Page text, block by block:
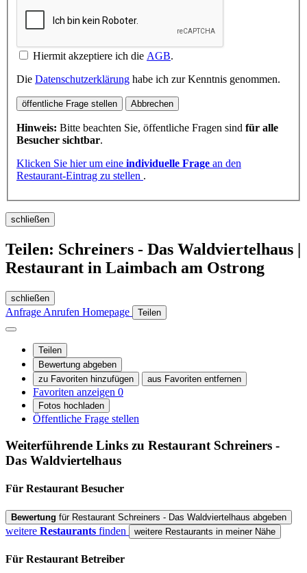
Hiermit akzeptiere ich die AGB.
Die Datenschutzerklärung habe ich zur Kenntnis genommen.
öffentliche Frage stellen Abbrechen
Hinweis: Bitte beachten Sie, öffentliche Fragen sind für alle
Besucher sichtbar.
Klicken Sie hier um eine individuelle Frage an den
Restaurant-Eintrag zu stellen .
schließen
Teilen: Schreiners - Das Waldviertelhaus |
Restaurant in Laimbach am Ostrong
schließen
Anfrage Anrufen Homepage Teilen
Teilen
Bewertung abgeben
zu Favoriten hinzufügen
aus Favoriten entfernen
Favoriten anzeigen 0
Fotos hochladen
Öffentliche Frage stellen
Weiterführende Links zu Restaurant Schreiners -
Das Waldviertelhaus
Für Restaurant Besucher
Bewertung für Restaurant Schreiners - Das Waldviertelhaus abgeben
weitere Restaurants finden weitere Restaurants in meiner Nähe
Für Restaurant Betreiber